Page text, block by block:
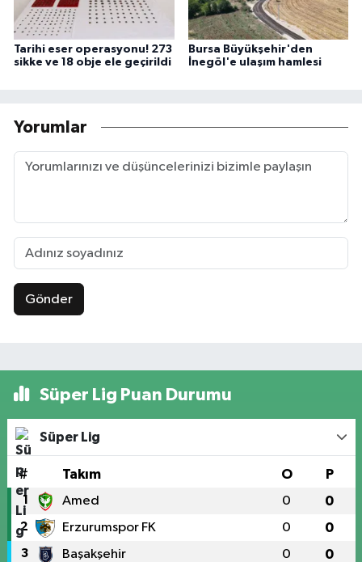
Tarihi eser operasyonu! 273
sikke ve 18 obje ele geçirildi
Bursa Büyükşehir'den
İnegöl'e ulaşım hamlesi
Yorumlar
Gönder
Süper Lig Puan Durumu
Süper Lig
# Takım O P
1 Amed 0 0
2 Erzurumspor FK 0 0
3 Başakşehir 0 0